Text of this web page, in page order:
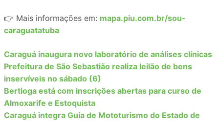
👉 Mais informações em: mapa.piu.com.br/sou-
caraguatatuba
Caraguá inaugura novo laboratório de análises clínicas
Prefeitura de São Sebastião realiza leilão de bens
inservíveis no sábado (6)
Bertioga está com inscrições abertas para curso de
Almoxarife e Estoquista
Caraguá integra Guia de Mototurismo do Estado de